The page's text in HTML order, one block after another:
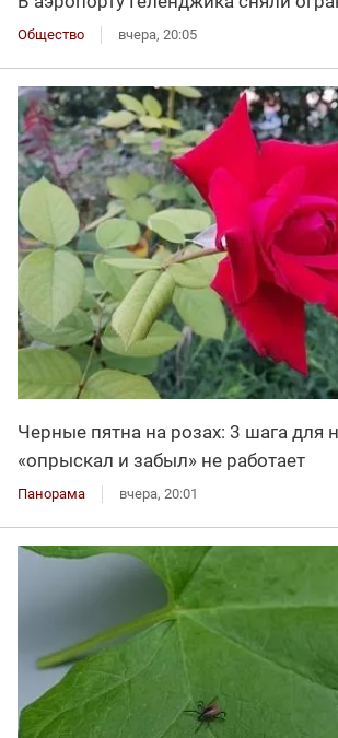
Общество вчера, 20:05
Черные пятна на розах: 3 шага для
«опрыскал и забыл» не работает
Панорама вчера, 20:01